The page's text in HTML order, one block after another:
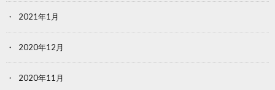
2021年1月
2020年12月
2020年11月